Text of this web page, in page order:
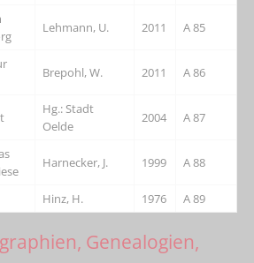
Lehmann, U. 2011 A 85
Brepohl, W. 2011 A 86
Hg.: Stadt
Oelde
2004 A 87
Harnecker, J. 1999 A 88
Hinz, H. 1976 A 89
Genealogien,